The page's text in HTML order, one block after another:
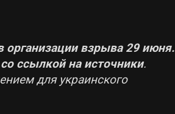
взрыва 29 июня.
ссылкой на источники.
для украинского